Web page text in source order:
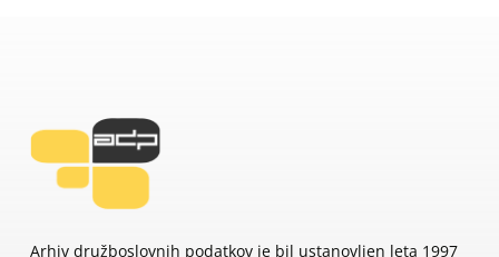
Arhiv družboslovnih podatkov je bil ustanovljen leta 1997